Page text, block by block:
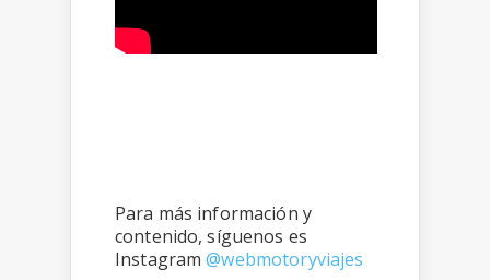
Para más información y
contenido, síguenos es
Instagram@webmotoryviajes